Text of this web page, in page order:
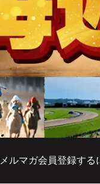
メルマガ会員登録する